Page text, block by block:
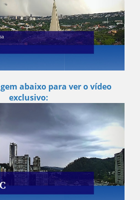
abaixo para ver o vídeo
exclusivo: